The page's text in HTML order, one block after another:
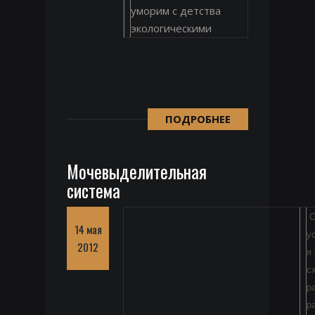
уморим с детства
экологическими
ПОДРОБНЕЕ
Мочевыделительная
система
14 мая
2012
я